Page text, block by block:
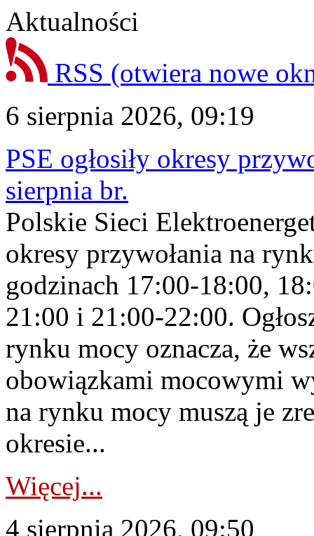
Aktualności
RSS (otwiera nowe
6 sierpnia 2026, 09:19
PSE ogłosiły okresy
sierpnia br.
Polskie Sieci
okresy przywołania na
godzinach 17:00-18:00,
21:00 i 21:00-22:00.
rynku mocy oznacza, że
obowiązkami mocowymi
na rynku mocy muszą je
okresie...
Więcej...
4 sierpnia 2026, 09:50